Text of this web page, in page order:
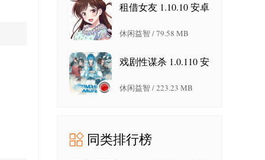
租借女友 1.10.10 安卓
休闲益智 / 79.58 MB
戏剧性谋杀 1.0.110 安
休闲益智 / 223.23 MB
同类排行榜